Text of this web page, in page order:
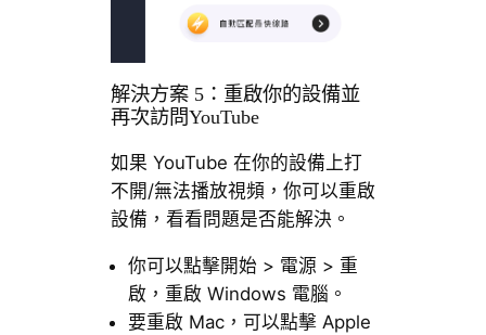
解決方案 5：重啟你的設備並
再次訪問YouTube
如果 YouTube 在你的設備上打
不開/無法播放視頻，你可以重啟
設備，看看問題是否能解決。
你可以點擊開始 > 電源 > 重
啟，重啟 Windows 電腦。
要重啟 Mac，可以點擊 Apple